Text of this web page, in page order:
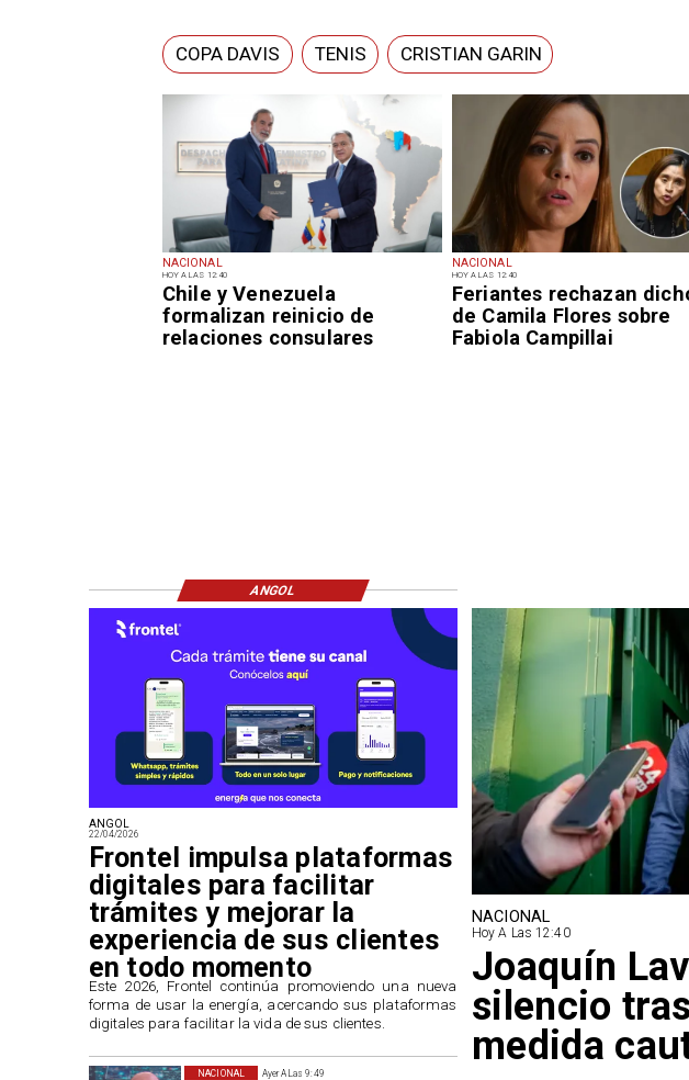
NACIONAL
HOY A LAS 12:40
Chile y Venezuela
formalizan reinicio de
relaciones consulares
NACIONAL
HOY A LAS 12:40
Feriantes rechazan
de Camila Flores sobre
Fabiola Campillai
COPA DAVIS TENIS CRISTIAN GARIN
Ayer A Las 9:49
NACIONAL
ANGOL
22/04/2026
Frontel impulsa plataformas
digitales para facilitar
trámites y mejorar la
experiencia de sus clientes
en todo momento
​Este 2026, Frontel continúa promoviendo una nueva
forma de usar la energía, acercando sus plataformas
digitales para facilitar la vida de sus clientes.
NACIONAL
Hoy A Las 12:40
Joaquín
silencio
medida
ANGOL